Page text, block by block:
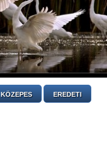
KÖZEPES EREDETI